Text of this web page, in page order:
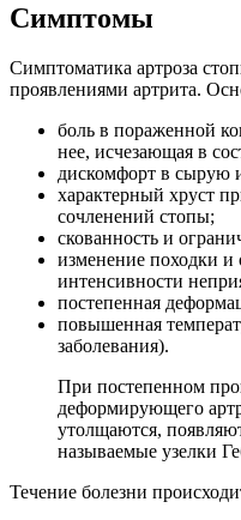
Симптомы
Симптоматика артроза
проявлениями артрита.
боль в пораженной
нее, исчезающая в
дискомфорт в сырую
характерный хруст
сочленений стопы;
скованность и
изменение походки
интенсивности
постепенная
повышенная
заболевания).
При постепенном
деформирующего
утолщаются,
называемые узелки
Течение болезни